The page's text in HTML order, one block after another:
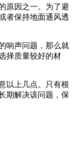
原因之一。为了避
者保持地面通风透
响声问题，那么就
择质量较好的材
以上几点。只有根
期解决该问题，保